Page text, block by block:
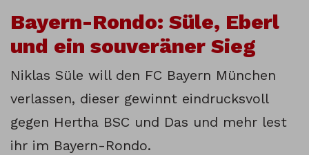
Bayern-Rondo: Süle, Eberl
und ein souveräner Sieg
Niklas Süle will den FC Bayern München
verlassen, dieser gewinnt eindrucksvoll
gegen Hertha BSC und Das und mehr lest
ihr im Bayern-Rondo.